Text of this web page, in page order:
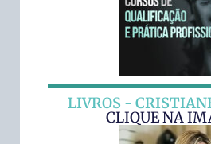
LIVROS -
CLIQUE NA